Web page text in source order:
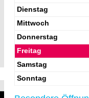
Dienstag
Mittwoch
Donnerstag
Freitag
Samstag
Sonntag